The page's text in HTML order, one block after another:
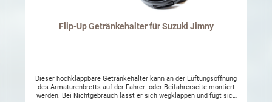
Flip-Up Getränkehalter für Suzuki Jimny
Dieser hochklappbare Getränkehalter kann an der Lüftungsöffnung
des Armaturenbretts auf der Fahrer- oder Beifahrerseite montiert
werden. Bei Nichtgebrauch lässt er sich wegklappen und fügt sich